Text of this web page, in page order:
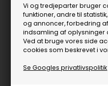
Vi og tredjeparter bruger
funktioner, andre til
og annoncer, forbedring
indsamling af oplysninger
Ved at bruge vores side
cookies som beskrevet i
Se Googles privatlivspolitik